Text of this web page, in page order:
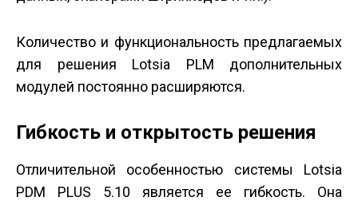
Количество и функциональность предлагаемых
для решения Lotsia PLM дополнительных
модулей постоянно расширяются.
Гибкость и открытость решения
Отличительной особенностью системы Lotsia
PDM PLUS 5.10 является ее гибкость. Она